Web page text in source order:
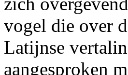
vogel die over
Latijnse
aangesproken